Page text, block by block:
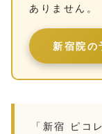
ありません。
新宿院の
「新宿 ピコ